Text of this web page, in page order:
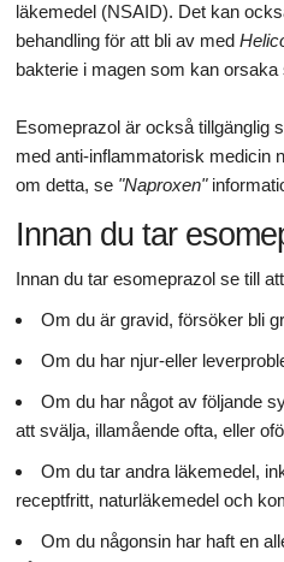
läkemedel (NSAID). Det kan
behandling för att bli av med
bakterie i magen som kan orsaka
Esomeprazol är också tillgänglig
med anti-inflammatorisk medicin
om detta, se "Naproxen"
Innan du tar
Innan du tar esomeprazol se till
Om du är gravid, försöker bli
Om du har njur-eller
Om du har något av följande
att svälja, illamående ofta, eller
Om du tar andra läkemedel,
receptfritt, naturläkemedel och
Om du någonsin har haft en